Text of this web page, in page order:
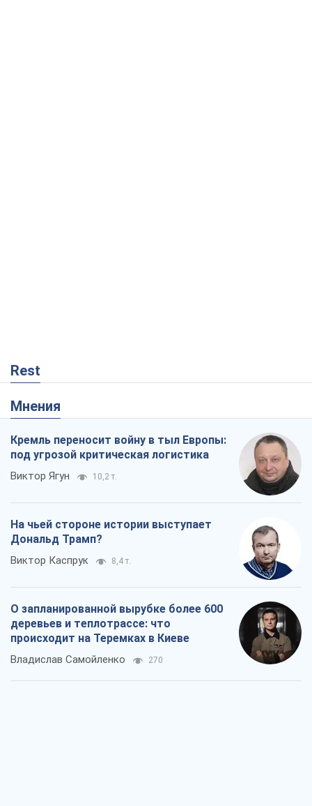
Rest
Мнения
Кремль переносит войну в тыл Европы:
под угрозой критическая логистика
Виктор Ягун 10,2 т.
На чьей стороне истории выступает
Дональд Трамп?
Виктор Каспрук 8,4 т.
О запланированной вырубке более 600
деревьев и теплотрассе: что
происходит на Теремках в Киеве
Владислав Самойленко 270